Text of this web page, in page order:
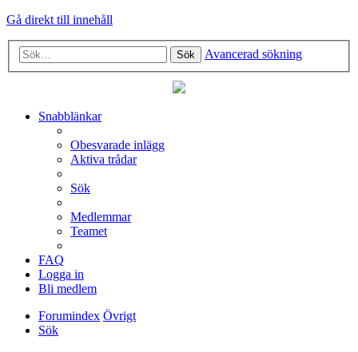
Gå direkt till innehåll
Sök Avancerad sökning
Snabblänkar
Obesvarade inlägg
Aktiva trådar
Sök
Medlemmar
Teamet
FAQ
Logga in
Bli medlem
Forumindex Övrigt
Sök